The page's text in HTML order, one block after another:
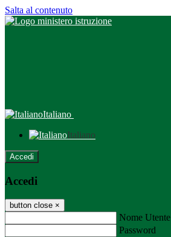
Salta al contenuto
Italiano
Italiano
Accedi
Accedi
button close ×
Nome Utente
Password